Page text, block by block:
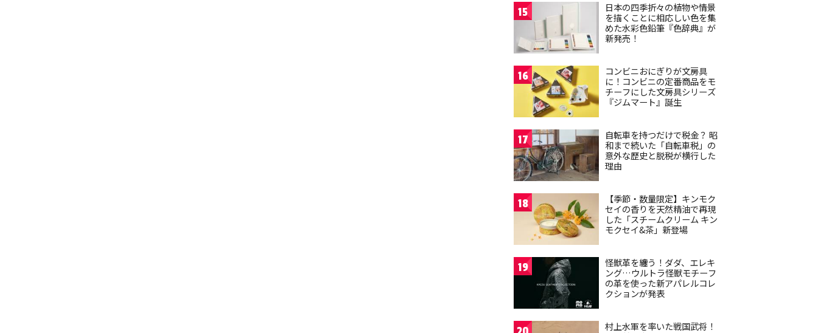
15
日本の四季折々の植物や情景
を描くことに相応しい色を集
めた水彩色鉛筆『色辞典』が
新発売！
16
コンビニおにぎりが文房具
に！コンビニの定番商品をモ
チーフにした文房具シリーズ
『ジムマート』誕生
17
自転車を持つだけで税金？ 昭
和まで続いた「自転車税」の
意外な歴史と脱税が横行した
理由
18
【季節・数量限定】キンモク
セイの香りを天然精油で再現
した「スチームクリーム キン
モクセイ&茶」新登場
19
怪獣革を纏う！ダダ、エレキ
ング…ウルトラ怪獣モチーフ
の革を使った新アパレルコレ
クションが発表
村上水軍を率いた戦国武将！